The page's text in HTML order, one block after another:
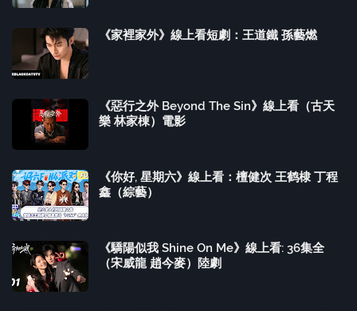
《家裡家外》線上看短劇：王道鐵 孫藝燃
《惡行之外 Beyond The Sin》線上看（古天
樂 林家棟）電影
《你好, 星期六》線上看：檀健次 王鹤棣 丁程
鑫（綜藝）
《驕陽似我 Shine On Me》線上看: 36集全
（宋威龍 趙今麥）陸劇